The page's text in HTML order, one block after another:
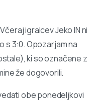
igralcev Jeko IN ni
s 3:0. Opozarjam na
ki so označene z
že dogovorili.
obe ponedeljkovi